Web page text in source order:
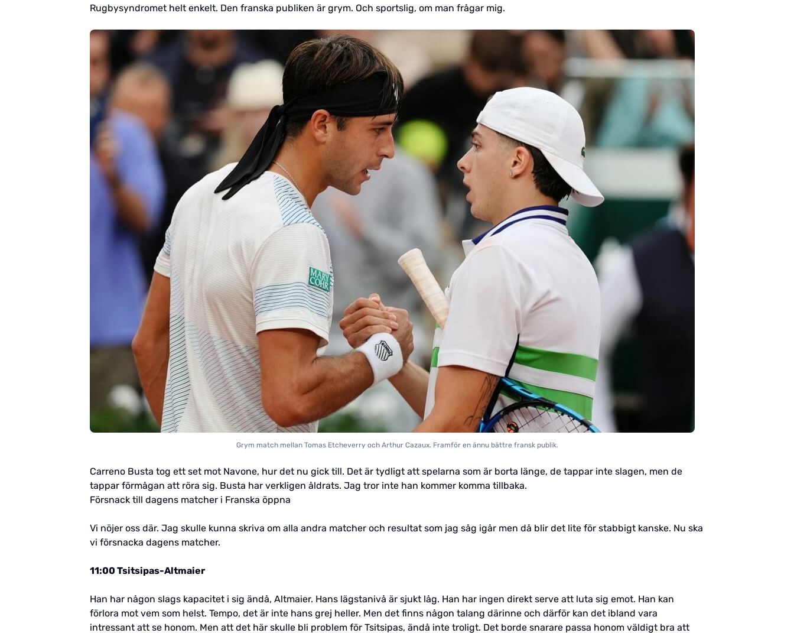
Rugbysyndromet helt enkelt. Den franska publiken är grym. Och sportslig, om man frågar mig.
Grym match mellan Tomas Etcheverry och Arthur Cazaux. Framför en ännu bättre fransk publik.
Carreno Busta tog ett set mot Navone, hur det nu gick till. Det är tydligt att spelarna som är borta länge, de tappar inte slagen, men de
tappar förmågan att röra sig. Busta har verkligen åldrats. Jag tror inte han kommer komma tillbaka.
Försnack till dagens matcher i Franska öppna
Vi nöjer oss där. Jag skulle kunna skriva om alla andra matcher och resultat som jag såg igår men då blir det lite för stabbigt kanske. Nu ska
vi försnacka dagens matcher.
11:00 Tsitsipas-Altmaier
Han har någon slags kapacitet i sig ändå, Altmaier. Hans lägstanivå är sjukt låg. Han har ingen direkt serve att luta sig emot. Han kan
förlora mot vem som helst. Tempo, det är inte hans grej heller. Men det finns någon talang därinne och därför kan det ibland vara
intressant att se honom. Men att det här skulle bli problem för Tsitsipas, ändå inte troligt. Det borde snarare passa honom väldigt bra att